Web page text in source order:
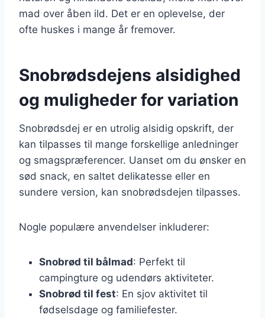
mad over åben ild. Det er en oplevelse, der
ofte huskes i mange år fremover.
Snobrødsdejens alsidighed
og muligheder for variation
Snobrødsdej er en utrolig alsidig opskrift, der
kan tilpasses til mange forskellige anledninger
og smagspræferencer. Uanset om du ønsker en
sød snack, en saltet delikatesse eller en
sundere version, kan snobrødsdejen tilpasses.
Nogle populære anvendelser inkluderer:
Snobrød til bålmad: Perfekt til
campingture og udendørs aktiviteter.
Snobrød til fest: En sjov aktivitet til
fødselsdage og familiefester.